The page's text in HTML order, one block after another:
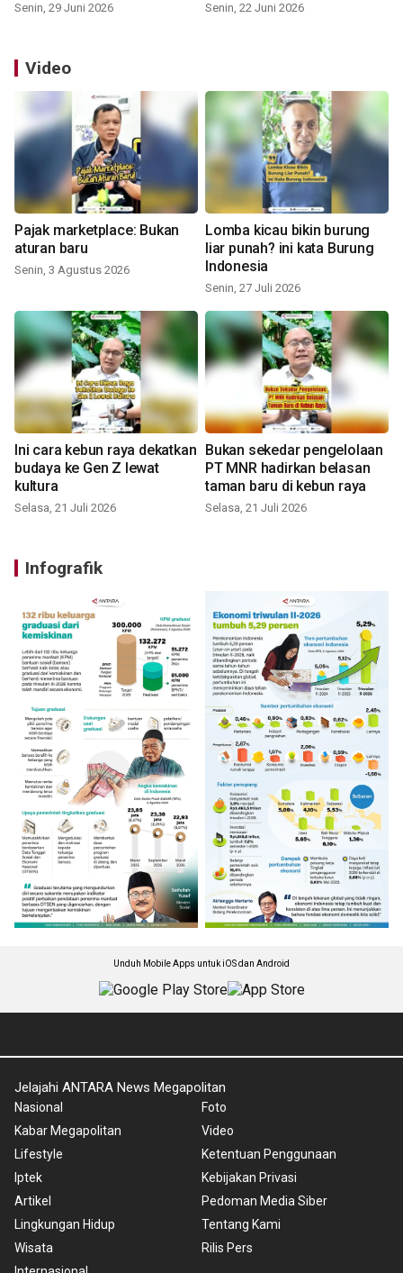
Senin, 29 Juni 2026 Senin, 22 Juni 2026
Video
Pajak marketplace: Bukan
aturan baru
Senin, 3 Agustus 2026
Lomba kicau bikin burung
liar punah? ini kata Burung
Indonesia
Senin, 27 Juli 2026
Ini cara kebun raya dekatkan
budaya ke Gen Z lewat
kultura
Selasa, 21 Juli 2026
Bukan sekedar pengelolaan
PT MNR hadirkan belasan
taman baru di kebun raya
Selasa, 21 Juli 2026
Infografik
Unduh Mobile Apps untuk iOS dan Android
Jelajahi ANTARA News Megapolitan
Nasional
Kabar Megapolitan
Lifestyle
Iptek
Artikel
Lingkungan Hidup
Wisata
Foto
Video
Ketentuan Penggunaan
Kebijakan Privasi
Pedoman Media Siber
Tentang Kami
Rilis Pers